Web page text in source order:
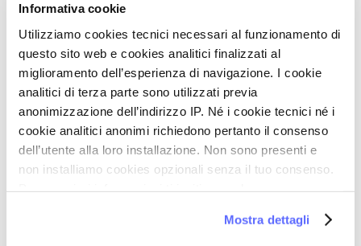
Informativa cookie
Utilizziamo cookies tecnici necessari al funzionamento di
questo sito web e cookies analitici finalizzati al
miglioramento dell’esperienza di navigazione. I cookie
analitici di terza parte sono utilizzati previa
anonimizzazione dell’indirizzo IP. Né i cookie tecnici né i
cookie analitici anonimi richiedono pertanto il consenso
dell’utente alla loro installazione. Non sono presenti e
non installiamo cookies opzionali senza il tuo consenso.
Mostra dettagli
al giorno siano sufficienti a ridurre il rischio
cardiovascolare e di osteoporosi;
- perché è meglio camminare alla luce del sole.
Realizzazione tecnica diMedLine.TV
Torna a Video Stream
STAMPA PDF